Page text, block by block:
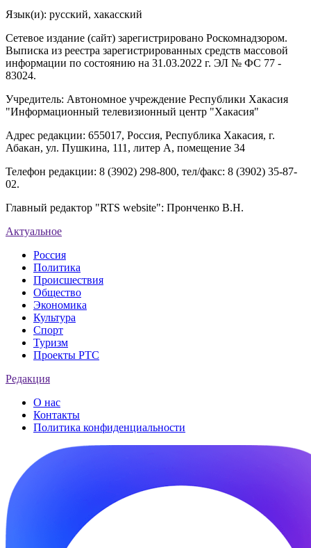
Язык(и): русский, хакасский
Сетевое издание (сайт) зарегистрировано Роскомнадзором.
Выписка из реестра зарегистрированных средств массовой
информации по состоянию на 31.03.2022 г. ЭЛ № ФС 77 -
83024.
Учредитель: Автономное учреждение Республики Хакасия
"Информационный телевизионный центр "Хакасия"
Адрес редакции: 655017, Россия, Республика Хакасия, г.
Абакан, ул. Пушкина, 111, литер А, помещение 34
Телефон редакции: 8 (3902) 298-800, тел/факс: 8 (3902) 35-87-
02.
Главный редактор "RTS website": Пронченко В.Н.
Актуальное
Россия
Политика
Происшествия
Общество
Экономика
Культура
Спорт
Туризм
Проекты РТС
Редакция
О нас
Контакты
Политика конфиденциальности